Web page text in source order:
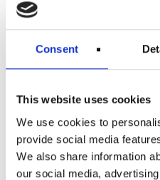
Consent
This website uses cookies
We use cookies to
provide social media
We also share information
our social media,
frustrationer og praktiske
Læs indlæg »